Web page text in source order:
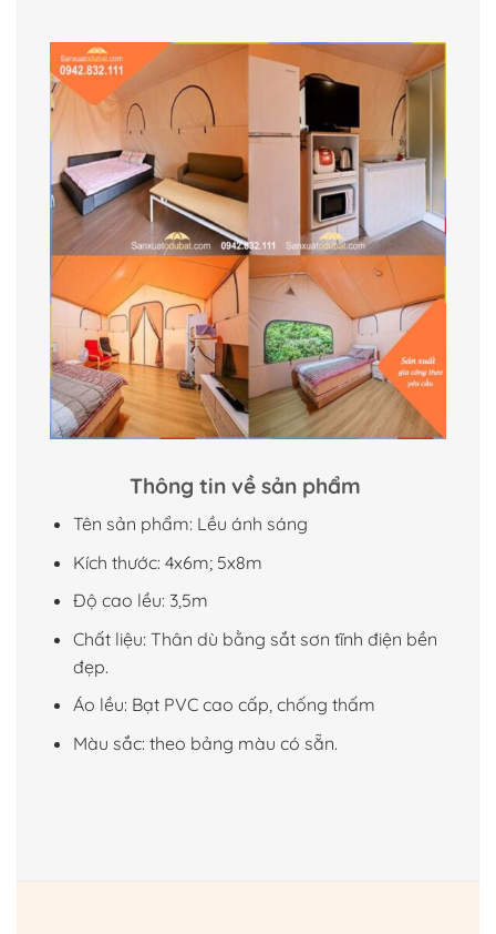
Thông tin về sản phẩm
Tên sản phẩm: Lều ánh sáng
Kích thước: 4x6m; 5x8m
Độ cao lều: 3,5m
Chất liệu: Thân dù bằng sắt sơn tĩnh điện bền
đẹp.
Áo lều: Bạt PVC cao cấp, chống thấm
Màu sắc: theo bảng màu có sẵn.